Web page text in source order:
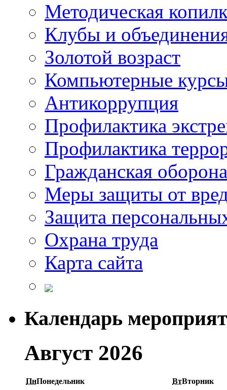
Методическая
Клубы и
Золотой возраст
Компьютерные
Антикоррупция
Профилактика
Профилактика
Гражданская оборона
Меры защиты от
Защита
Охрана труда
Карта сайта
Календарь
Август 2026
ПнПонедельник ВтВторник